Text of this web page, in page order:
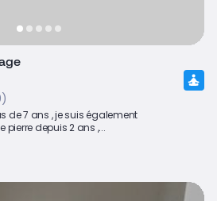
de 7 ans , je suis également
depuis 2 ans ,...